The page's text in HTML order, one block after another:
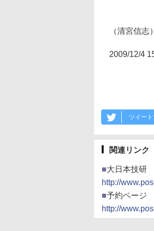
（清宮信志）
2009/12/4
ツイー
関連リンク
■大日本技研
http://
■予約ページ
http://